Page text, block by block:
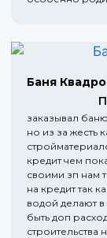
Баня
заказывал
но из за жесть
кредит чем
своими зп нам
на кредит так
водой делают
быть доп
строительства